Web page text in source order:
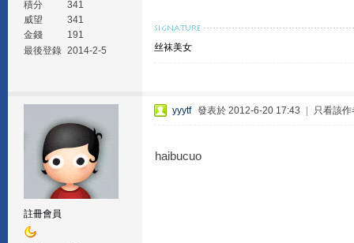
積分
341
威望
341
金錢
191
最後登錄 2014-2-5 丝袜美女
註冊會員
yyytf 發表於 2012-6-20 17:43 只看該作
haibucuo